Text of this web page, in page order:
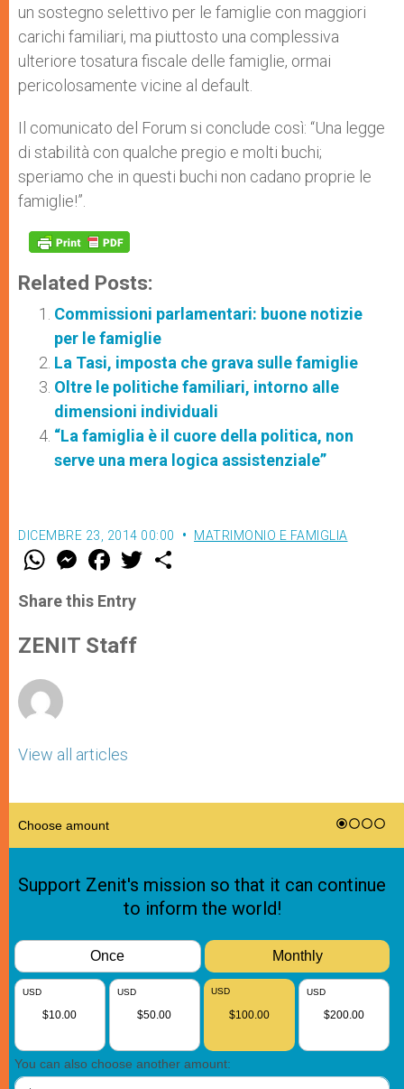
un sostegno selettivo per le famiglie con maggiori
carichi familiari, ma piuttosto una complessiva
ulteriore tosatura fiscale delle famiglie, ormai
pericolosamente vicine al default.
Il comunicato del Forum si conclude così: “Una legge
di stabilità con qualche pregio e molti buchi;
speriamo che in questi buchi non cadano proprie le
famiglie!”.
Related Posts:
Commissioni parlamentari: buone notizie
per le famiglie
La Tasi, imposta che grava sulle famiglie
Oltre le politiche familiari, intorno alle
dimensioni individuali
“La famiglia è il cuore della politica, non
serve una mera logica assistenziale”
DICEMBRE 23, 2014 00:00 MATRIMONIO E FAMIGLIA
W
t
s
p
p
M
e
s
e
g
e
F
a
e
b
o
k
w
Share this Entry
ZENIT Staff
View all articles